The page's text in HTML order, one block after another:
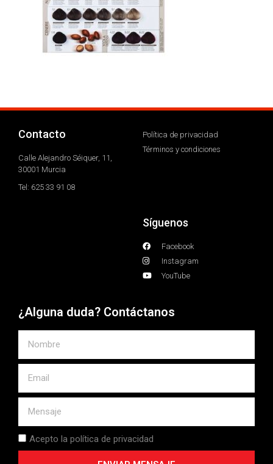
Contacto
Calle Alejandro Séiquer, 11,
30001 Murcia
Tel: 625 33 91 08
Política de privacidad
Términos y condiciones
Síguenos
Facebook
Instagram
YouTube
¿Alguna duda? Contáctanos
Acepto la política de privacidad